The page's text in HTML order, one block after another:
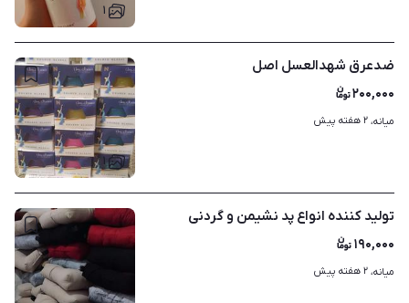
۱
۱
ضدعرق شهدالعسل اصل
۲۰۰,۰۰۰
میانه، ۲ هفته پیش
تولید کننده انواع پد نشیمن و گردنی
۱۹۰,۰۰۰
میانه، ۲ هفته پیش